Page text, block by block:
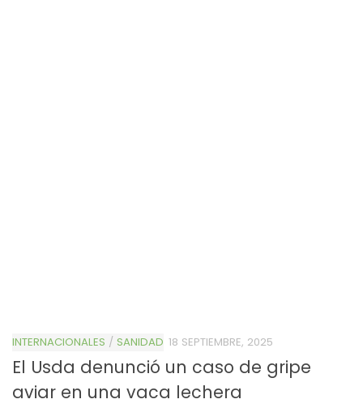
INTERNACIONALES / SANIDAD 18 SEPTIEMBRE, 2025
El Usda denunció un caso de gripe
aviar en una vaca lechera